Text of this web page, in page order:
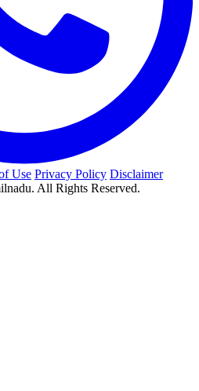
Use Privacy Policy Disclaimer
All Rights Reserved.